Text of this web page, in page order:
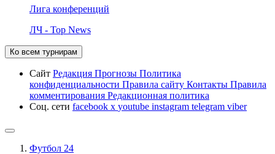
Лига конференций
ЛЧ - Top News
Ко всем турнирам
Сайт Редакция Прогнозы Политика
конфиденциальности Правила сайту Контакты Правила
комментирования Редакционная политика
Соц. сети facebook x youtube instagram telegram viber
Футбол 24